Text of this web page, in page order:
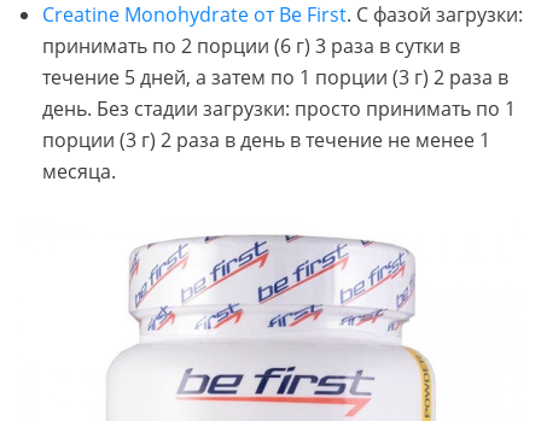
Creatine Monohydrate от Be First. С фазой загрузки:
принимать по 2 порции (6 г) 3 раза в сутки в
течение 5 дней, а затем по 1 порции (3 г) 2 раза в
день. Без стадии загрузки: просто принимать по 1
порции (3 г) 2 раза в день в течение не менее 1
месяца.